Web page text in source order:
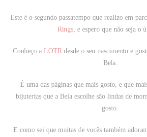
Este é o segundo passatempo que realizo em
Rings, e espero que não seja o
Conheço a LOTR desde o seu nascimento e
Bela.
É uma das páginas que mais gosto, e que
bijuterias que a Bela escolhe são lindas de
gosto.
E como sei que muitas de vocês também